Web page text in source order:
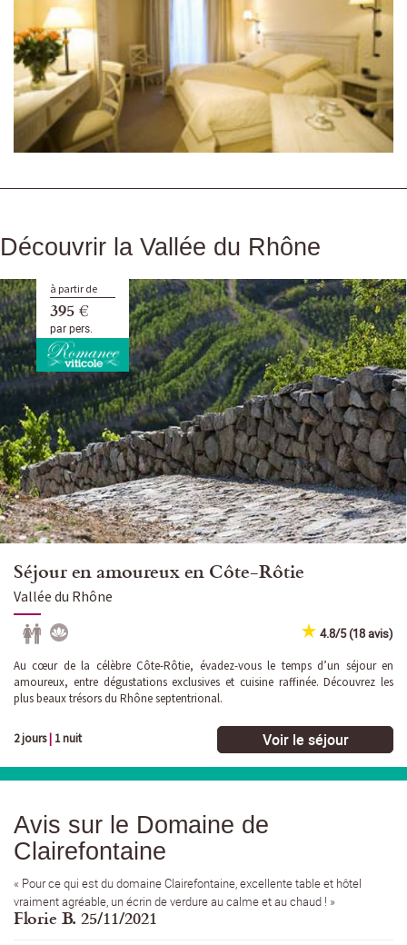
Découvrir la Vallée du Rhône
à partir de
395 €
par pers.
Séjour en amoureux en Côte-Rôtie
Vallée du Rhône
4.8/5 (18 avis)
Au cœur de la célèbre Côte-Rôtie, évadez-vous le temps d’un séjour en
amoureux, entre dégustations exclusives et cuisine raffinée. Découvrez les
plus beaux trésors du Rhône septentrional.
2 jours| 1 nuit Voir le séjour
Avis sur le Domaine de
Clairefontaine
« Pour ce qui est du domaine Clairefontaine, excellente table et hôtel
vraiment agréable, un écrin de verdure au calme et au chaud ! »
Florie B. 25/11/2021